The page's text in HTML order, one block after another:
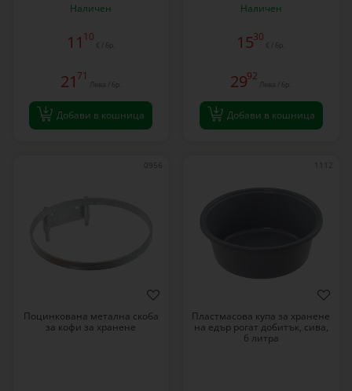
Наличен
11 10
€ / бр.
21 71
Лева / бр.
Добави в кошница
Наличен
1530
€ / бр.
2992
Лева / бр.
Добави в кошница
0956
Поцинкована метална скоба
за кофи за хранене
Пластмасова купа за хранене
на едър рогат добитък, сива,
6 литра